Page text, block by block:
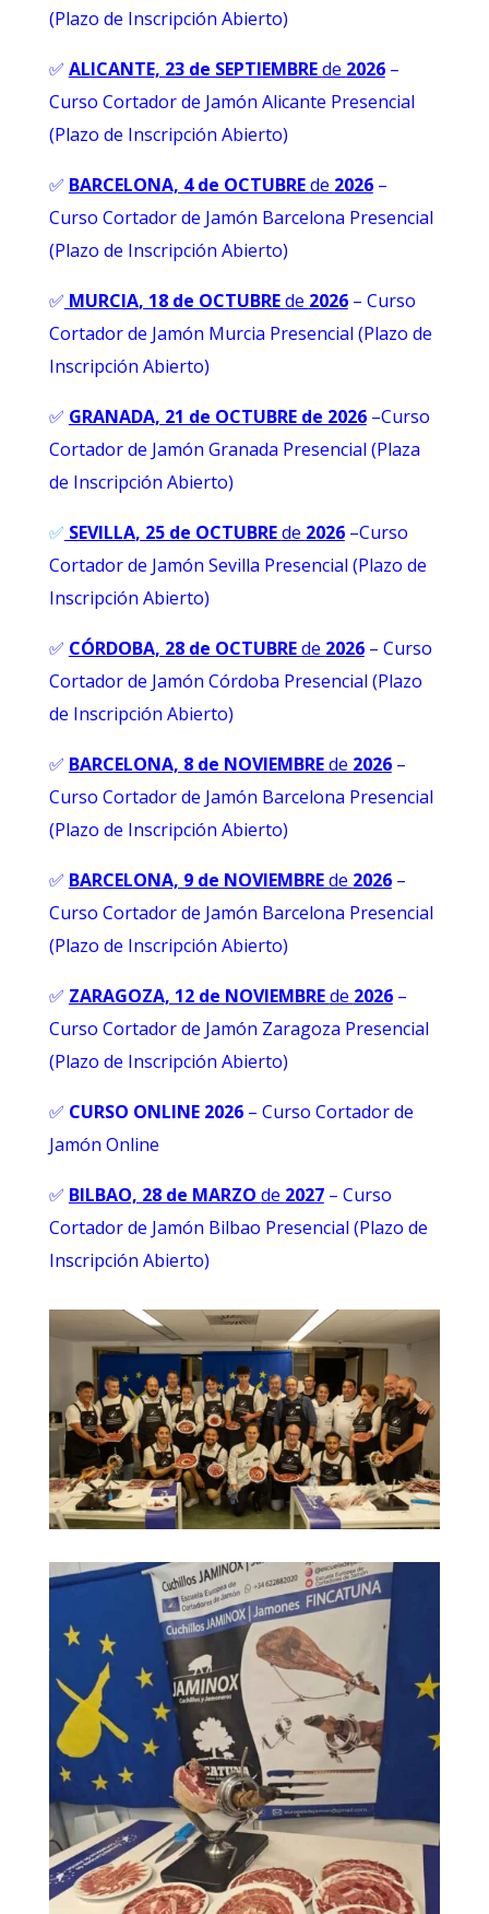
(Plazo de Inscripción Abierto)
✅ ALICANTE, 23 de SEPTIEMBREde 2026–
Curso Cortador de Jamón Alicante Presencial
(Plazo de Inscripción Abierto)
✅ BARCELONA, 4 de OCTUBREde 2026–
Curso Cortador de Jamón Barcelona Presencial
(Plazo de Inscripción Abierto)
✅ MURCIA, 18 de OCTUBREde 2026– Curso
Cortador de Jamón Murcia Presencial (Plazo de
Inscripción Abierto)
✅ GRANADA, 21 de OCTUBRE de 2026–Curso
Cortador de Jamón Granada Presencial (Plaza
de Inscripción Abierto)
✅ SEVILLA, 25 de OCTUBREde 2026–Curso
Cortador de Jamón Sevilla Presencial (Plazo de
Inscripción Abierto)
✅ CÓRDOBA, 28 de OCTUBREde 2026– Curso
Cortador de Jamón Córdoba Presencial (Plazo
de Inscripción Abierto)
✅ BARCELONA, 8 de NOVIEMBREde 2026–
Curso Cortador de Jamón Barcelona Presencial
(Plazo de Inscripción Abierto)
✅ BARCELONA, 9 de NOVIEMBREde 2026–
Curso Cortador de Jamón Barcelona Presencial
(Plazo de Inscripción Abierto)
✅ ZARAGOZA, 12 de NOVIEMBREde 2026–
Curso Cortador de Jamón Zaragoza Presencial
(Plazo de Inscripción Abierto)
✅ CURSO ONLINE 2026– Curso Cortador de
Jamón Online
✅ BILBAO, 28 de MARZO de 2027– Curso
Cortador de Jamón Bilbao Presencial (Plazo de
Inscripción Abierto)